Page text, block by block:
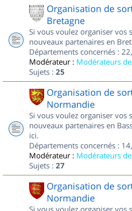
Organisation de
Bretagne
Si vous voulez organiser vos
nouveaux partenaires en
Départements concernés :
Modérateur : Modérateurs
Sujets : 25
Organisation de
Normandie
Si vous voulez organiser vos
nouveaux partenaires en
ici.
Départements concernés :
Modérateur : Modérateurs
Sujets : 27
Organisation de
Normandie
Si vous voulez organiser vos